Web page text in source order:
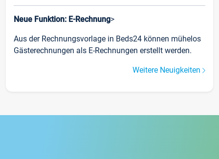
Neue Funktion: E-Rechnung>
Aus der Rechnungsvorlage in Beds24 können mühelos
Gästerechnungen als E-Rechnungen erstellt werden.
Weitere Neuigkeiten